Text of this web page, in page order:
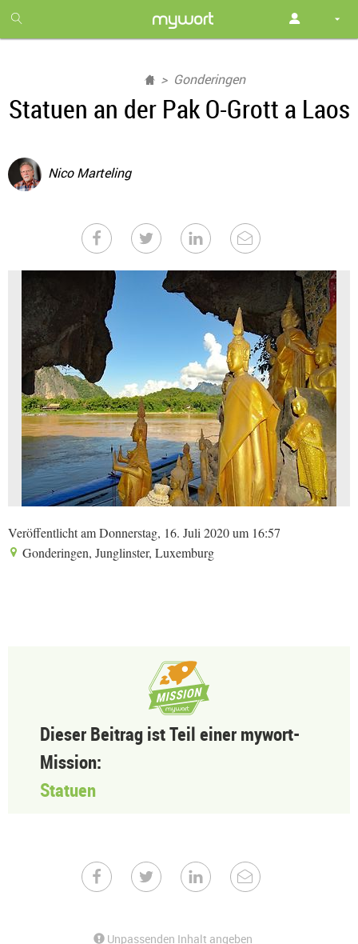
month
free
Gonderingen
Statuen an der Pak O-Grott a Laos
Nico Marteling
Veröffentlicht am Donnerstag, 16. Juli 2020 um 16:57
Gonderingen, Junglinster, Luxemburg
Dieser Beitrag ist Teil einer mywort-
Mission:
Statuen
Unpassenden Inhalt angeben